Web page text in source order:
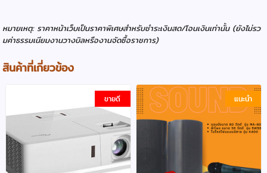
หมายเหตุ: ราคาหน้าเว็บเป็นราคาพิเศษสำหรับชำระเงินสด/โอนเงินเท่านั้น (ยังไม่รว
มค่าธรรมเนียมงานวางบิลหรืองานจัดซื้อราชการ)
สินค้าที่เกี่ยวข้อง
ขายดี แนะนำ